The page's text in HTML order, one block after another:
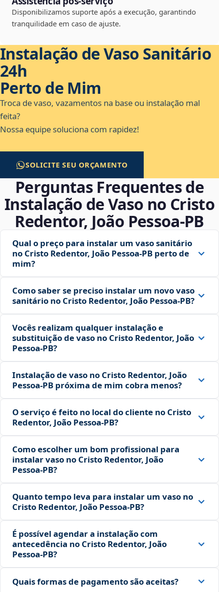
Disponibilizamos suporte após a execução, garantindo
tranquilidade em caso de ajuste.
Instalação de Vaso Sanitário
24h
Perto de Mim
Troca de vaso, vazamentos na base ou instalação mal
feita?
Nossa equipe soluciona com rapidez!
SOLICITE SEU ORÇAMENTO
Perguntas Frequentes de
Instalação de Vaso no Cristo
Redentor, João Pessoa‑PB
Qual o preço para instalar um vaso sanitário
no Cristo Redentor, João Pessoa‑PB perto de
mim?
Como saber se preciso instalar um novo vaso
sanitário no Cristo Redentor, João Pessoa‑PB?
Vocês realizam qualquer instalação e
substituição de vaso no Cristo Redentor, João
Pessoa‑PB?
Instalação de vaso no Cristo Redentor, João
Pessoa‑PB próxima de mim cobra menos?
O serviço é feito no local do cliente no Cristo
Redentor, João Pessoa‑PB?
Como escolher um bom profissional para
instalar vaso no Cristo Redentor, João
Pessoa‑PB?
Quanto tempo leva para instalar um vaso no
Cristo Redentor, João Pessoa‑PB?
É possível agendar a instalação com
antecedência no Cristo Redentor, João
Pessoa‑PB?
Quais formas de pagamento são aceitas?